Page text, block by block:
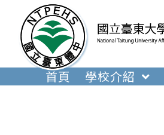
內
首頁 學校介紹